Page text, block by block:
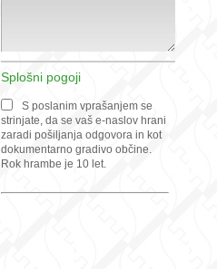
Splošni pogoji
S poslanim vprašanjem se
strinjate, da se vaš e-naslov hrani
zaradi pošiljanja odgovora in kot
dokumentarno gradivo občine.
Rok hrambe je 10 let.